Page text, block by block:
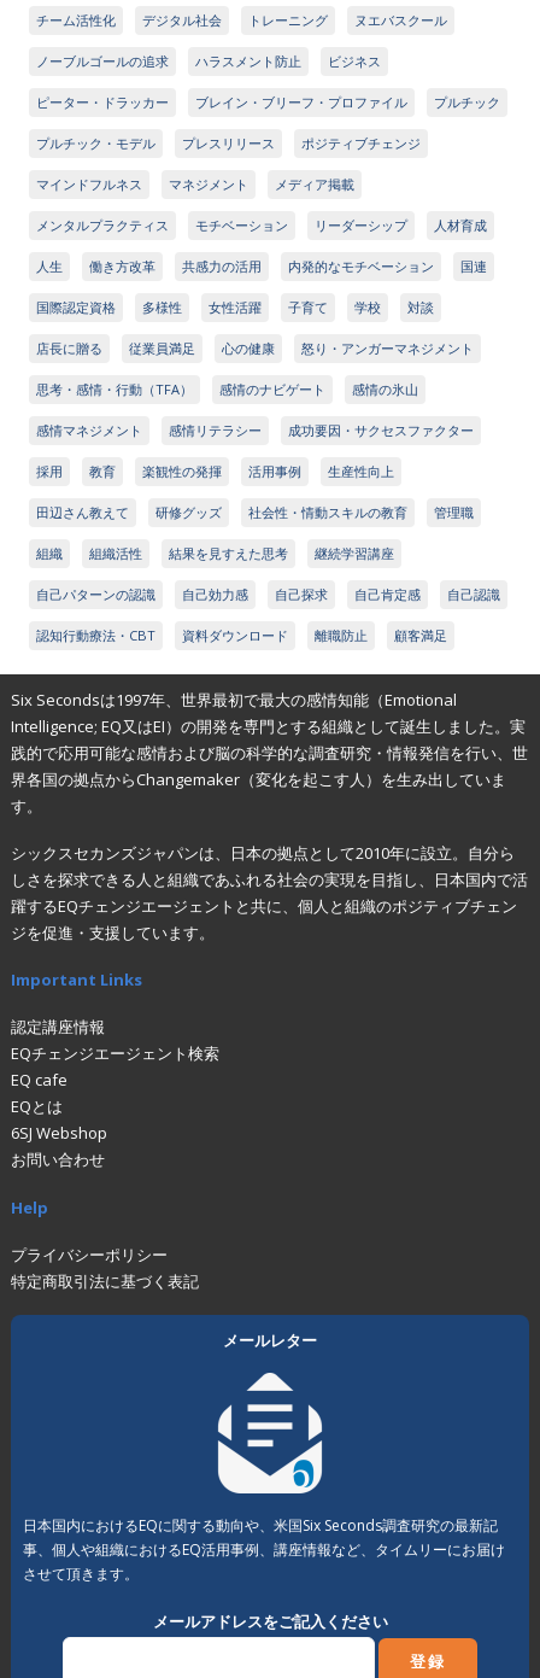
チーム活性化 デジタル社会 トレーニング ヌエバスクール
ノーブルゴールの追求 ハラスメント防止 ビジネス
ピーター・ドラッカー ブレイン・ブリーフ・プロファイル プルチック
プルチック・モデル プレスリリース ポジティブチェンジ
マインドフルネス マネジメント メディア掲載
メンタルプラクティス モチベーション リーダーシップ 人材育成
人生 働き方改革 共感力の活用 内発的なモチベーション 国連
国際認定資格 多様性 女性活躍 子育て 学校 対談
店長に贈る 従業員満足 心の健康 怒り・アンガーマネジメント
思考・感情・行動（TFA） 感情のナビゲート 感情の氷山
感情マネジメント 感情リテラシー 成功要因・サクセスファクター
採用 教育 楽観性の発揮 活用事例 生産性向上
田辺さん教えて 研修グッズ 社会性・情動スキルの教育 管理職
組織 組織活性 結果を見すえた思考 継続学習講座
自己パターンの認識 自己効力感 自己探求 自己肯定感 自己認識
認知行動療法・CBT 資料ダウンロード 離職防止 顧客満足
Six Secondsは1997年、世界最初で最大の感情知能（Emotional
Intelligence; EQ又はEI）の開発を専門とする組織として誕生しました。実
践的で応用可能な感情および脳の科学的な調査研究・情報発信を行い、世
界各国の拠点からChangemaker（変化を起こす人）を生み出していま
す。
シックスセカンズジャパンは、日本の拠点として2010年に設立。自分ら
しさを探求できる人と組織であふれる社会の実現を目指し、日本国内で活
躍するEQチェンジエージェントと共に、個人と組織のポジティブチェン
ジを促進・支援しています。
Important Links
認定講座情報
EQチェンジエージェント検索
EQ cafe
EQとは
6SJ Webshop
お問い合わせ
Help
プライバシーポリシー
特定商取引法に基づく表記
メールレター
日本国内におけるEQに関する動向や、米国Six Seconds調査研究の最新記
事、個人や組織におけるEQ活用事例、講座情報など、タイムリーにお届け
させて頂きます。
メールアドレスをご記入ください